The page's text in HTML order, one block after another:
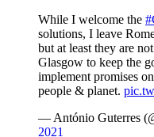
While I welcome the
solutions, I leave
but at least they are
Glasgow to keep the
implement promises
people & planet.
— António Guterres
2021